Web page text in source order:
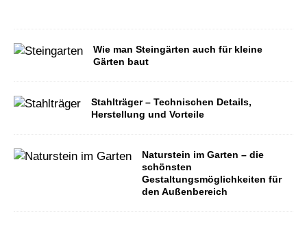
Wie man Steingärten auch für kleine
Gärten baut
Stahlträger – Technischen Details,
Herstellung und Vorteile
Naturstein im Garten – die
schönsten
Gestaltungsmöglichkeiten für
den Außenbereich